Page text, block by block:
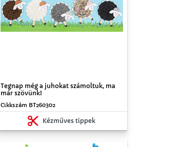
Tegnap még a juhokat számoltuk, ma
már szövünk!
Cikkszám BT260302
Kézműves tippek